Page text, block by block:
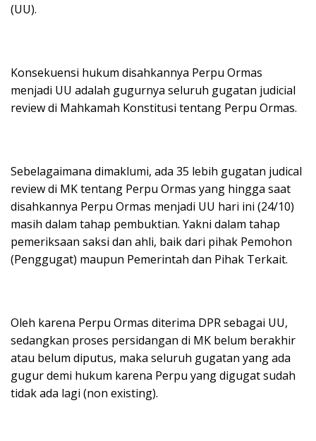
(UU).
Konsekuensi hukum disahkannya Perpu Ormas
menjadi UU adalah gugurnya seluruh gugatan judicial
review di Mahkamah Konstitusi tentang Perpu Ormas.
Sebelagaimana dimaklumi, ada 35 lebih gugatan judical
review di MK tentang Perpu Ormas yang hingga saat
disahkannya Perpu Ormas menjadi UU hari ini (24/10)
masih dalam tahap pembuktian. Yakni dalam tahap
pemeriksaan saksi dan ahli, baik dari pihak Pemohon
(Penggugat) maupun Pemerintah dan Pihak Terkait.
Oleh karena Perpu Ormas diterima DPR sebagai UU,
sedangkan proses persidangan di MK belum berakhir
atau belum diputus, maka seluruh gugatan yang ada
gugur demi hukum karena Perpu yang digugat sudah
tidak ada lagi (non existing).